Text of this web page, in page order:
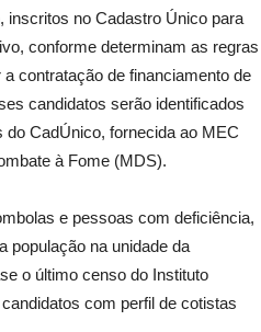
inscritos no Cadastro Único para
conforme determinam as regras
contratação de financiamento de
candidatos serão identificados
CadÚnico, fornecida ao MEC
à Fome (MDS).
e pessoas com deficiência,
população na unidade da
o último censo do Instituto
com perfil de cotistas